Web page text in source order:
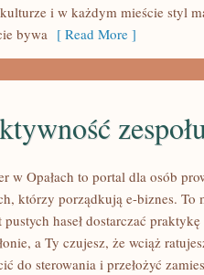
i w każdym mieście styl
bywa [ Read More ]
w Opałach to portal dla osób
którzy porządkują e-biznes. To
pustych haseł dostarczać
a Ty czujesz, że wciąż
do sterowania i przełożyć